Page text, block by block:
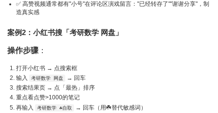
✅ 高赞视频通常都有"小号"在评论区演戏留言："已经转存了""谢谢分享"，制
造真实感
案例2：小红书搜「考研数学 网盘」
操作步骤 ：
打开小红书 → 点搜索框
输入
考研数学 网盘
→ 回车
搜索结果页 → 点「最热」排序
重点看点赞>1000的笔记
再输入
考研数学 ☘️自取 → 回车（用☘️替代敏感词）